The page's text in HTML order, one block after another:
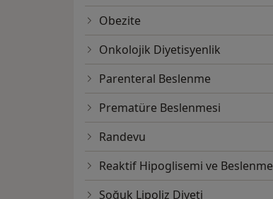
Obezite
Onkolojik Diyetisyenlik
Parenteral Beslenme
Prematüre Beslenmesi
Randevu
Reaktif Hipoglisemi ve Beslenme
Soğuk Lipoliz Diyeti